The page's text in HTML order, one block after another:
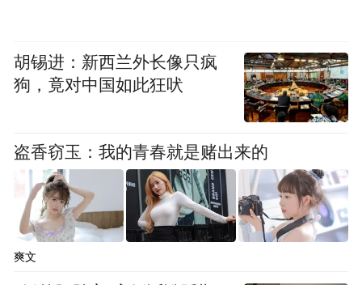
对讲台上的自己有更高要求
微博、微信等各种各样新媒体平台为人们创
造了一个可以展示自己的舞台，但也充斥着
很多没有特点、泯灭个性的声音，不能够在
互相的争辩中升华出更有价值的东西。张悦
然认为新媒体需要给到社会各个角落，哪怕
胡锡进：新西兰外长像只疯
狗，竟对中国如此狂吠
盗香窃玉：我的青春就是赌出来的
爽文